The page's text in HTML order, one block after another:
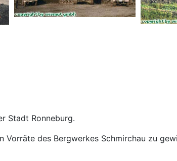
Stadt Ronneburg.
Vorräte des Bergwerkes Schmirchau zu